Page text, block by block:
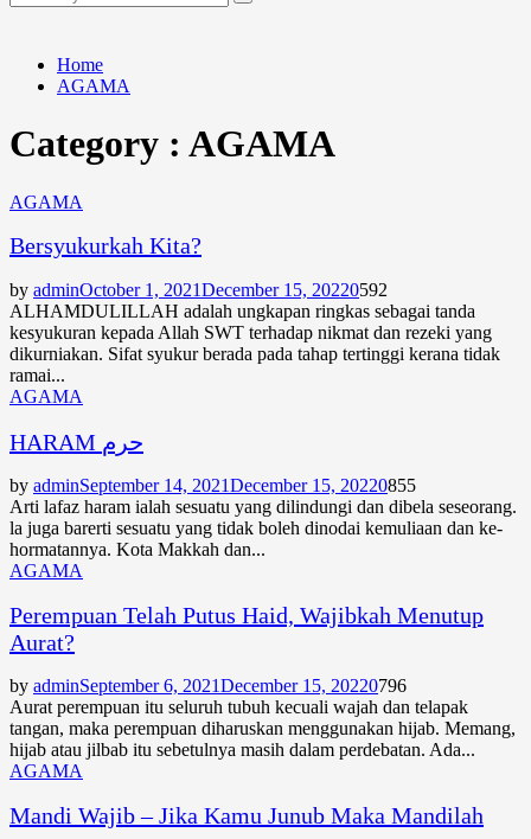
for:
Search
Home
AGAMA
Category : AGAMA
AGAMA
Bersyukurkah Kita?
by adminOctober 1, 2021December 15, 20220592
ALHAMDULILLAH adalah ungkapan ringkas sebagai tanda
kesyukuran kepada Allah SWT terhadap nikmat dan rezeki yang
dikurniakan. Sifat syukur berada pada tahap tertinggi kerana tidak
ramai...
AGAMA
HARAM حرم
by adminSeptember 14, 2021December 15, 20220855
Arti lafaz haram ialah sesuatu yang dilindungi dan dibela seseorang.
la juga barerti sesuatu yang tidak boleh dinodai kemuliaan dan ke­
hormatannya. Kota Makkah dan...
AGAMA
Perempuan Telah Putus Haid, Wajibkah Menutup
Aurat?
by adminSeptember 6, 2021December 15, 20220796
Aurat perempuan itu seluruh tubuh kecuali wajah dan telapak
tangan, maka perempuan diharuskan menggunakan hijab. Memang,
hijab atau jilbab itu sebetulnya masih dalam perdebatan. Ada...
AGAMA
Mandi Wajib – Jika Kamu Junub Maka Mandilah